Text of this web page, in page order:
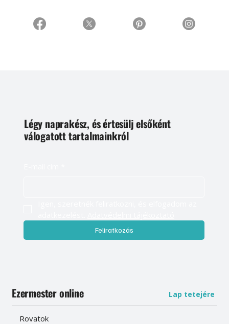
Légy naprakész, és értesülj elsőként
válogatott tartalmainkról
Feliratkozás
Ezermester online Lap tetejére
Rovatok